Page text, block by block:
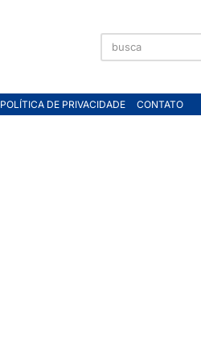
POLÍTICA DE PRIVACIDADE CONTATO